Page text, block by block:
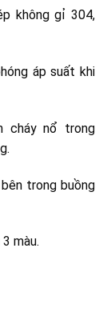
không gỉ 304,
áp suất khi
cháy nổ trong
trong buồng
màu.